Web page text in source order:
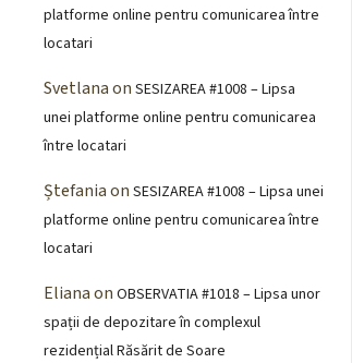
platforme online pentru comunicarea între
locatari
Svetlanaon SESIZAREA #1008 – Lipsa
unei platforme online pentru comunicarea
între locatari
Ștefaniaon SESIZAREA #1008 – Lipsa unei
platforme online pentru comunicarea între
locatari
Elianaon OBSERVATIA #1018 – Lipsa unor
spații de depozitare în complexul
rezidențial Răsărit de Soare